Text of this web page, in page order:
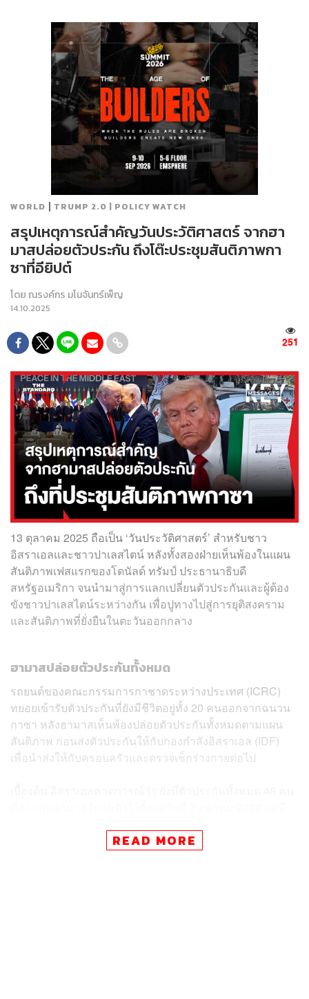
WORLD | TRUMP 2.0 | POLICY WATCH
สรุปเหตุการณ์สำคัญวันประวัติศาสตร์ จากฮา
มาสปล่อยตัวประกัน ถึงโต๊ะประชุมสันติภาพกา
ซาที่อียิปต์
โดยณรงค์กร มโนจันทร์เพ็ญ
14.10.2025
251
13 ตุลาคม 2025 ถือเป็น ‘วันประวัติศาสตร์’ สำหรับชาว
อิสราเอลและชาวปาเลสไตน์ หลังทั้งสองฝ่ายเห็นพ้องในแผน
สันติภาพเฟสแรกของโดนัลด์ ทรัมป์ ประธานาธิบดี
สหรัฐอเมริกา จนนำมาสู่การแลกเปลี่ยนตัวประกันและผู้ต้อง
ขังชาวปาเลสไตน์ระหว่างกัน เพื่อปูทางไปสู่การยุติสงคราม
และสันติภาพที่ยั่งยืนในตะวันออกกลาง
ฮามาสปล่อยตัวประกันทั้งหมด
รถยนต์ของคณะกรรมการกาชาดระหว่างประเทศ (ICRC)
ทยอยเข้ารับตัวประกันที่ยังมีชีวิตอยู่ทั้ง 20 คนออกจากฉนวน
กาซา หลังฮามาสเห็นพ้องปล่อยตัวประกันทั้งหมดตามแผน
สันติภาพ ก่อนส่งตัวประกันให้กับกองกำลังอิสราเอล (IDF)
เพื่อนำส่งให้กับครอบครัวและตรวจเช็กร่างกายต่อไป
ประกันอีก 28 คนจะถูกส่งคืนให้กับฝ่ายอิสราเอล ภายใน 72
READ MORE